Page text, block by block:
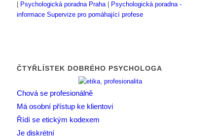
Psychologická poradna Praha|
Psychologická poradna -
informace Supervize pro pomáhající profese
ČTYŘLÍSTEK DOBRÉHO PSYCHOLOGA
Chová se profesionálně
Má osobní přístup ke klientovi
Řídí se etickým kodexem
Je diskrétní